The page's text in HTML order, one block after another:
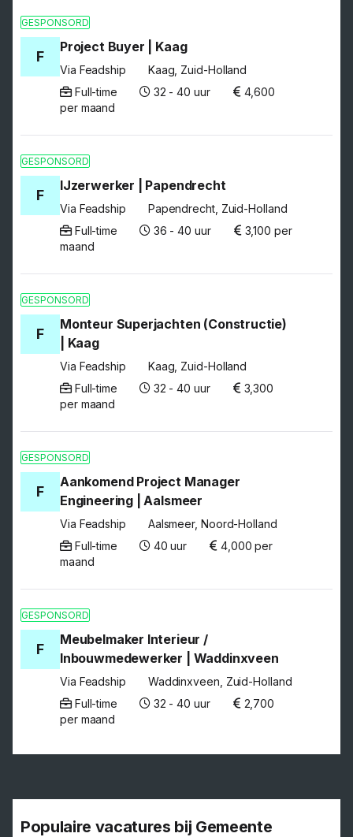
GESPONSORD
F
Project Buyer | Kaag
Via Feadship
Kaag, Zuid-Holland
Full-time
32 - 40 uur
4,600
per maand
GESPONSORD
F
IJzerwerker | Papendrecht
Via Feadship
Papendrecht, Zuid-Holland
Full-time
36 - 40 uur
3,100 per
maand
GESPONSORD
F
Monteur Superjachten (Constructie)
| Kaag
Via Feadship
Kaag, Zuid-Holland
Full-time
32 - 40 uur
3,300
per maand
GESPONSORD
F
Aankomend Project Manager
Engineering | Aalsmeer
Via Feadship
Aalsmeer, Noord-Holland
Full-time
40 uur
4,000 per
maand
GESPONSORD
F
Meubelmaker Interieur /
Inbouwmedewerker | Waddinxveen
Via Feadship
Waddinxveen, Zuid-Holland
Full-time
32 - 40 uur
2,700
per maand
Populaire vacatures bij Gemeente